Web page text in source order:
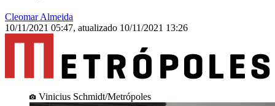
Cleomar Almeida
10/11/2021 05:47, atualizado 10/11/2021 13:26
Vinicius Schmidt/Metrópoles